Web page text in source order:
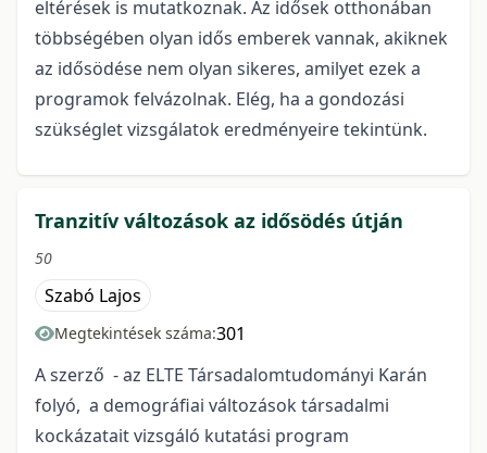
eltérések is mutatkoznak. Az idősek otthonában
többségében olyan idős emberek vannak, akiknek
az idősödése nem olyan sikeres, amilyet ezek a
programok felvázolnak. Elég, ha a gondozási
szükséglet vizsgálatok eredményeire tekintünk.
Tranzitív változások az idősödés útján
50
Szabó Lajos
Megtekintések száma:301
A szerző - az ELTE Társadalomtudományi Karán
folyó, a demográfiai változások társadalmi
kockázatait vizsgáló kutatási program